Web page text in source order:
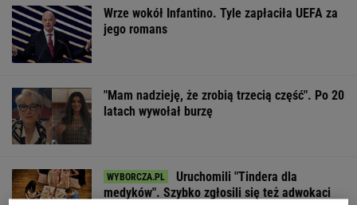
Wrze wokół Infantino. Tyle zapłaciła UEFA za
jego romans
"Mam nadzieję, że zrobią trzecią część". Po 20
latach wywołał burzę
Uruchomili "Tindera dla
medyków". Szybko zgłosili się też adwokaci